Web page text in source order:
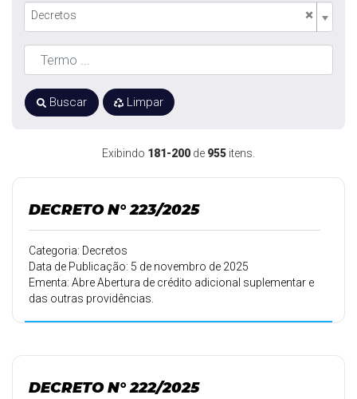
Exibindo 181-200 de 955 itens.
DECRETO N° 223/2025
Categoria: Decretos
Data de Publicação: 5 de novembro de 2025
Ementa: Abre Abertura de crédito adicional suplementar e
das outras providências.
DECRETO N° 222/2025
×
Decretos
Buscar Limpar